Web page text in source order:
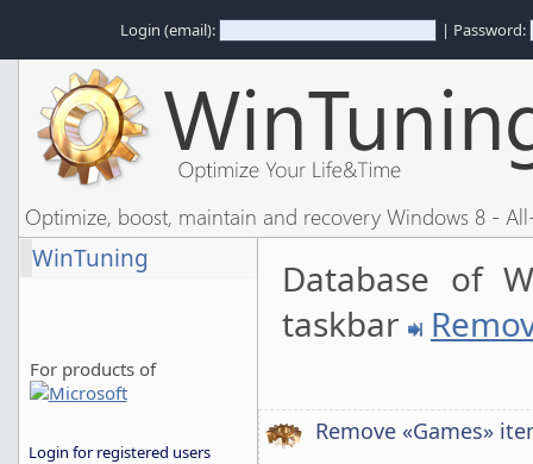
Login (email): | Password:
Optimize, boost, maintain and recovery Windows 8 -
WinTuning
For products of
Login for registered users
Database of
taskbar
Remove «Games»